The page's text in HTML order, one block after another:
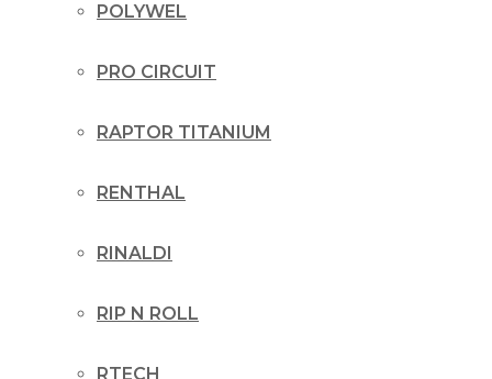
POLYWEL
PRO CIRCUIT
RAPTOR TITANIUM
RENTHAL
RINALDI
RIP N ROLL
RTECH